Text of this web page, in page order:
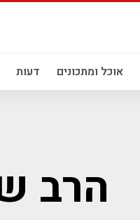
אוכל ומתכונים דעות
הרב